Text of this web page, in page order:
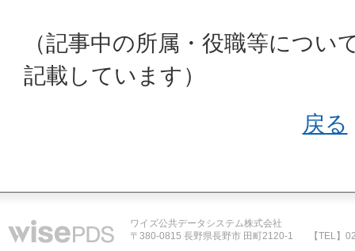
（記事中の所属・役職等につい
記載しています）
戻る
ワイズ公共データシステム株式会社
〒380-0815 長野県長野市 田町2120-1
【TEL】